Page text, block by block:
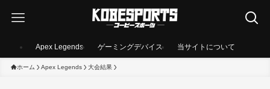
Apex Legends ゲーミングデバイス 当サイトについて
ホーム Apex Legends 大会結果